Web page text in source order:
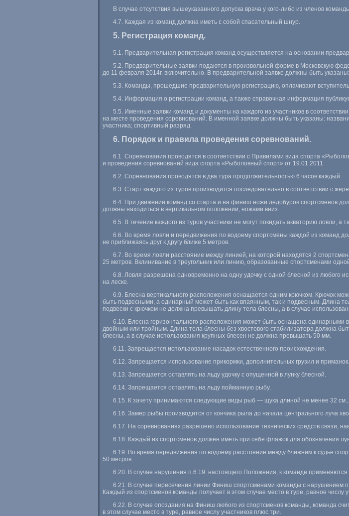
В случае отсутствия вышеуказанного допуска врача у кого-либо из членов
4.7. Каждая из команд должна иметь с собой спасательный шнур.
5. Регистрация команд.
5.1. Предварительная регистрация команд осуществляется на основании
5.2. Предварительные заявки подаются в произвольной форме в Московскую
до 11 февраля 2014г. включительно. В предварительной заявке должны быть
5.3. Команды, прошедшие предварительную регистрацию, оплачивают
5.4. Информация о регистрации команд, а также справочная информация
5.5. Именные заявки команд и документы на каждого из участников в
на месте проведения соревнований. В именной заявке должны быть указаны:
участника; спортивный разряд.
6. Порядок и правила проведения соревнований.
6.1. Соревнования проводятся в соответствии с Правилами вида спорта
и проведения соревнований вида спорта «Рыболовный спорт» от 19.01.2011.
6.2. Соревнования проводятся в два тура продолжительностью 6 часов каждый.
6.3. Старт каждого из туров производится последовательно в соответствии с
6.4. При движении команд со старта и на финиш ножи ледобуров спортсменов
должны находиться в вертикальном положении, ножами вниз.
6.5. В течение каждого из туров участники не могут покидать акваторию ловли, а
6.6. Во время ловли и передвижения по водоему спортсмены каждой из команд
не приближаясь друг к другу ближе 5 метров.
6.7. Во время ловли расстояние между линией, на которой находятся 2
25 метров. Вклинивание в треугольник или линию, образованные спортсменами
6.8. Ловля разрешена одновременно на одну удочку с одной блесной из любого
на леске.
6.9. Блесна вертикального расположения оснащается одним крючком. Крючок
быть подвесными, а одинарный может быть как впаянным, так и подвесным. Длина
подвески с крючком не должна превышать длину тела блесны, а в случае
6.10. Блесна горизонтального расположения может быть оснащена
двойным или тройным. Длина тела блесны без хвостового стабилизатора должна
блесны, а в случае использования крупных блесен не должна превышать 50 мм.
6.11. Запрещается использование насадок естественного происхождения.
6.12. Запрещается использование прикормки, дополнительных грузил и приманок.
6.13. Запрещается оставлять на льду удочку с опущенной в лунку блесной.
6.14. Запрещается оставлять на льду пойманную рыбу.
6.15. К зачету принимаются следующие виды рыб — щука длиной не менее 32
6.16. Замер рыбы производится от кончика рыла до начала центрального луча
6.17. На соревнованиях разрешено использование технических средств связи,
6.18. Каждый из спортсменов должен иметь при себе флажок для обозначения
6.19. Во время передвижения по водоему расстояние между ближним к судье
50 метров.
6.20. В случае нарушения п.6.19. настоящего Положения, к команде
6.21. В случае пересечения линии Финиш спортсменами команды с
Каждый из спортсменов команды получает в этом случае место в туре, равное числу
6.22. В случае опоздания на Финиш любого из спортсменов команды, команда
в этом случае место в туре, равное числу участников плюс три.